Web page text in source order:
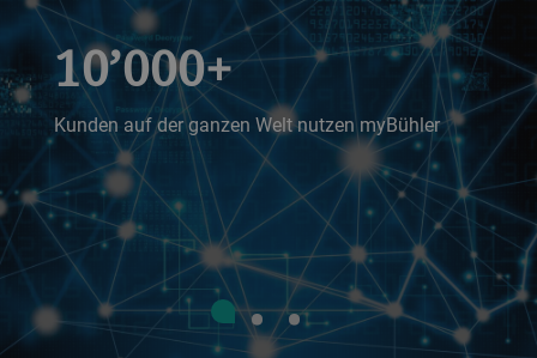
10’000+
Kunden auf der ganzen Welt nutzen myBühler